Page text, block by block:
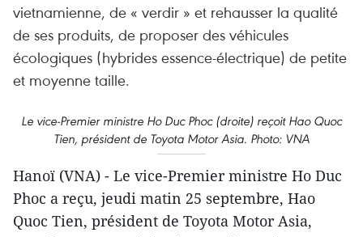
vietnamienne, de « verdir » et rehausser la qualité
de ses produits, de proposer des véhicules
écologiques (hybrides essence-électrique) de petite
et moyenne taille.
Le vice-Premier ministre Ho Duc Phoc (droite) reçoit Hao Quoc
Tien, président de Toyota Motor Asia. Photo: VNA
Hanoï (VNA) - Le vice-Premier ministre Ho Duc
Phoc a reçu, jeudi matin 25 septembre, Hao
Quoc Tien, président de Toyota Motor Asia,